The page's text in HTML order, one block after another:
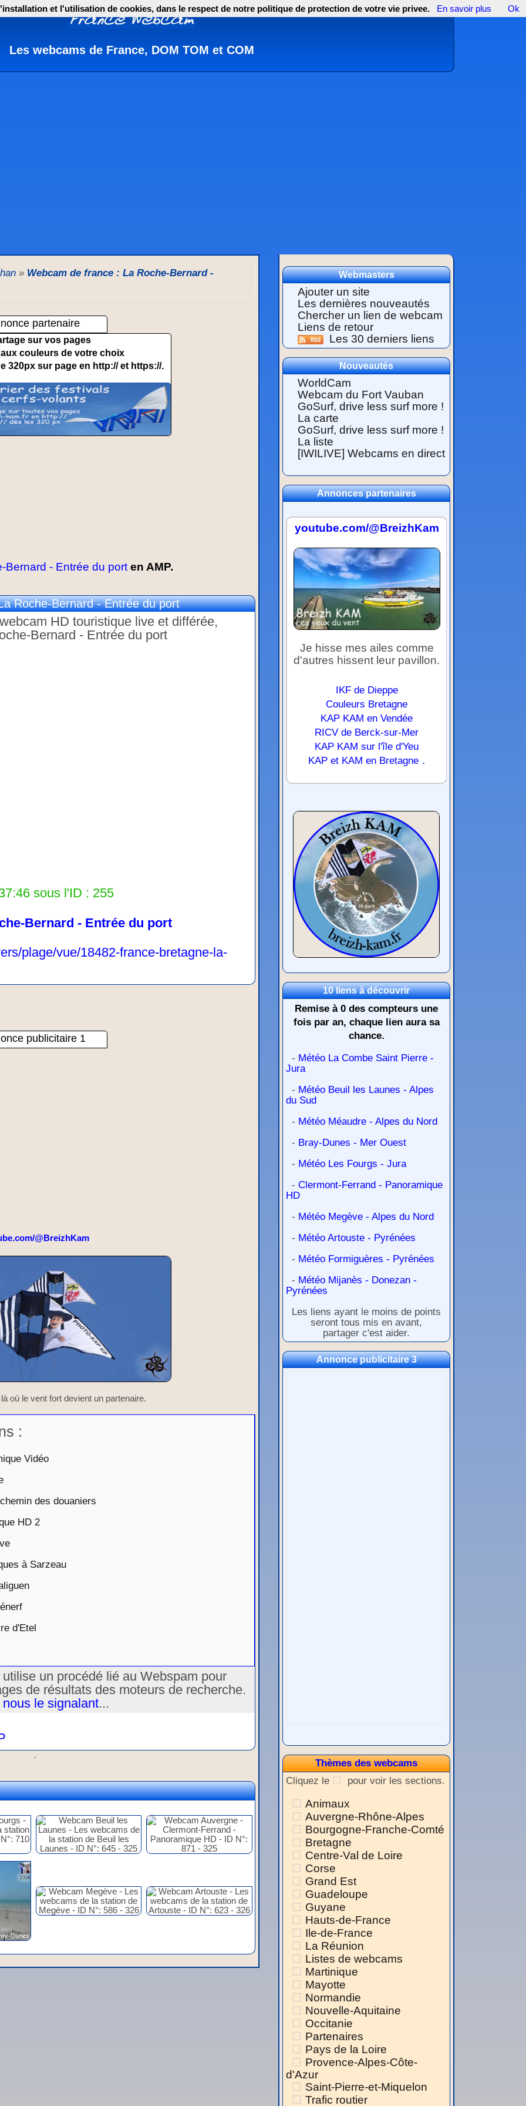
Les webcams de France, DOM TOM et COM
» Webcam de france : La Roche-Bernard -
partenaire
sur vos pages
couleurs de votre choix
320px sur page en http:// et https://.
Bernard - Entrée du porten AMP.
Roche-Bernard - Entrée du port
HD touristique live et différée,
Bernard - Entrée du port
sous l'ID : 255
Bernard - Entrée du port
plage/vue/18482-france-bretagne-la-
publicitaire 1
@BreizhKam
où le vent fort devient un partenaire.
:
Vidéo
des douaniers
HD 2
à Sarzeau
d'Etel
un procédé lié au Webspam pour
de résultats des moteurs de recherche.
le signalant...
.
Webmasters
Ajouter un site
Les dernières nouveautés
Chercher un lien de webcam
Liens de retour
Les 30 derniers liens
Nouveautés
WorldCam
Webcam du Fort Vauban
GoSurf, drive less surf more !
La carte
GoSurf, drive less surf more !
La liste
[IWILIVE] Webcams en direct
Annonces partenaires
youtube.com/@BreizhKam
Je hisse mes ailes comme
d'autres hissent leur pavillon.
IKF de Dieppe
Couleurs Bretagne
KAP KAM en Vendée
RICV de Berck-sur-Mer
KAP KAM sur l'île d'Yeu
KAP et KAM en Bretagne .
10 liens à découvrir
Remise à 0 des compteurs une
fois par an, chaque lien aura sa
chance.
- Météo La Combe Saint Pierre -
Jura
- Météo Beuil les Launes - Alpes
du Sud
- Météo Méaudre - Alpes du Nord
- Bray-Dunes - Mer Ouest
- Météo Les Fourgs - Jura
- Clermont-Ferrand - Panoramique
HD
- Météo Megève - Alpes du Nord
- Météo Artouste - Pyrénées
- Météo Formiguères - Pyrénées
- Météo Mijanès - Donezan -
Pyrénées
Les liens ayant le moins de points
seront tous mis en avant,
partager c'est aider.
Annonce publicitaire 3
Thèmes des webcams
Cliquez le
pour voir les sections.
Animaux
Auvergne-Rhône-Alpes
Bourgogne-Franche-Comté
Bretagne
Centre-Val de Loire
Corse
Grand Est
Guadeloupe
Guyane
Hauts-de-France
Ile-de-France
La Réunion
Listes de webcams
Martinique
Mayotte
Normandie
Nouvelle-Aquitaine
Occitanie
Partenaires
Pays de la Loire
Provence-Alpes-Côte-
d'Azur
Saint-Pierre-et-Miquelon
Trafic routier
et l'utilisation de cookies, dans le respect de notre politique de protection de votre vie privee. En savoir plus Ok